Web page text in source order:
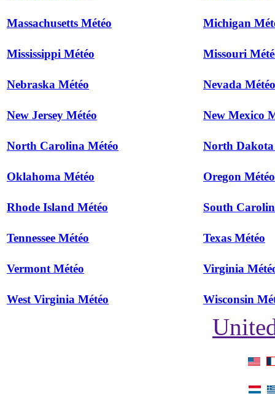
Massachusetts Météo Michigan
Mississippi Météo Missouri
Nebraska Météo Nevada Météo
New Jersey Météo New Mexico
North Carolina Météo North Dakota
Oklahoma Météo Oregon Météo
Rhode Island Météo South
Tennessee Météo Texas Météo
Vermont Météo Virginia
West Virginia Météo Wisconsin